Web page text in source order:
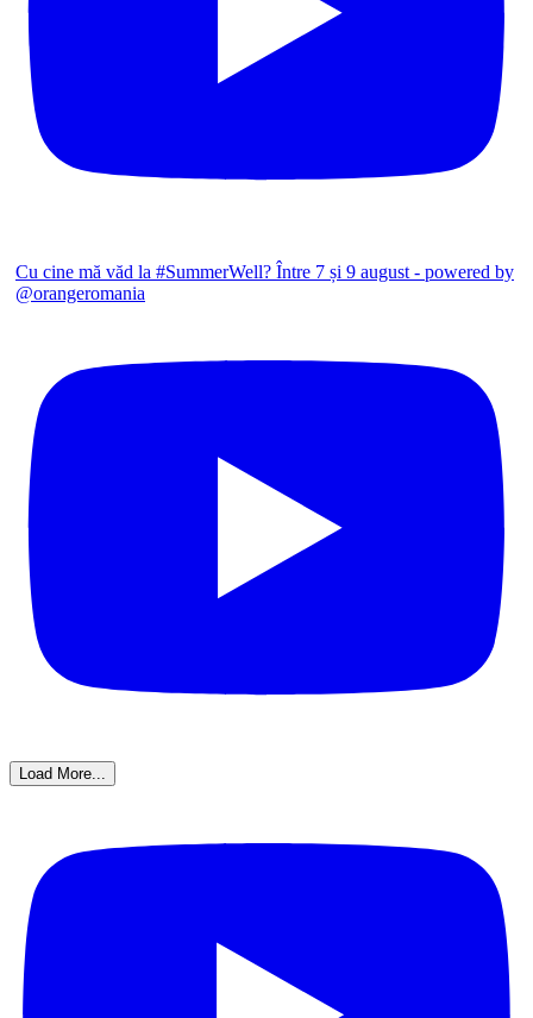
Cu cine mă văd la #SummerWell? Între 7 și 9 august - powered by
@orangeromania
Load More...